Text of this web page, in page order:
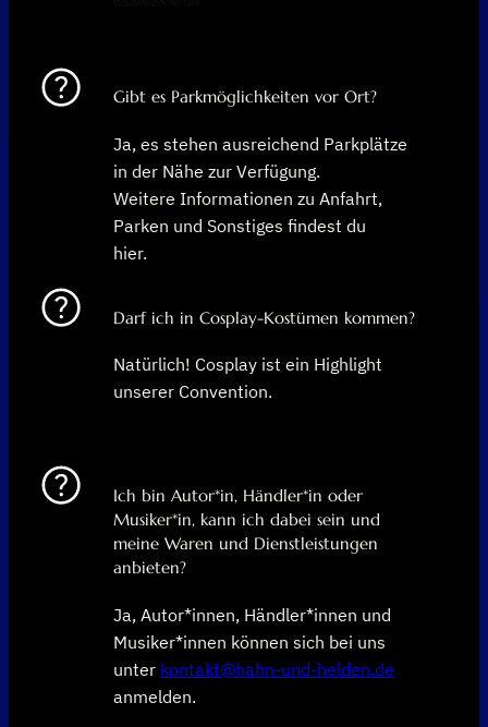
Gibt es Parkmöglichkeiten vor Ort?
Ja, es stehen ausreichend Parkplätze
in der Nähe zur Verfügung.
Weitere Informationen zu Anfahrt,
Parken und Sonstiges findest du
hier.
Darf ich in Cosplay-Kostümen kommen?
Natürlich! Cosplay ist ein Highlight
unserer Convention.
Ich bin Autor*in, Händler*in oder
Musiker*in, kann ich dabei sein und
meine Waren und Dienstleistungen
anbieten?
Ja, Autor*innen, Händler*innen und
Musiker*innen können sich bei uns
unter kontakt@hahn-und-helden.de
anmelden.